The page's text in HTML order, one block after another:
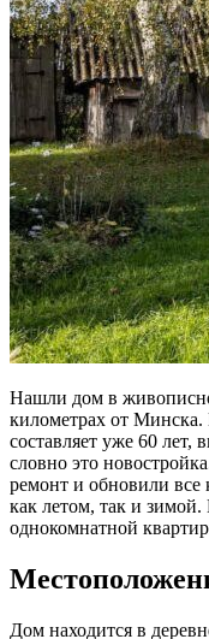
Нашли дом в
километрах от Минска.
составляет уже 60 лет,
словно это
ремонт и обновили
как летом, так и зимой.
однокомнатной
Дом находится в